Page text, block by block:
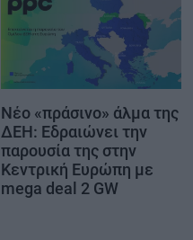
Νέο «πράσινο» άλμα της
ΔΕΗ: Εδραιώνει την
παρουσία της στην
Κεντρική Ευρώπη με
mega deal 2 GW